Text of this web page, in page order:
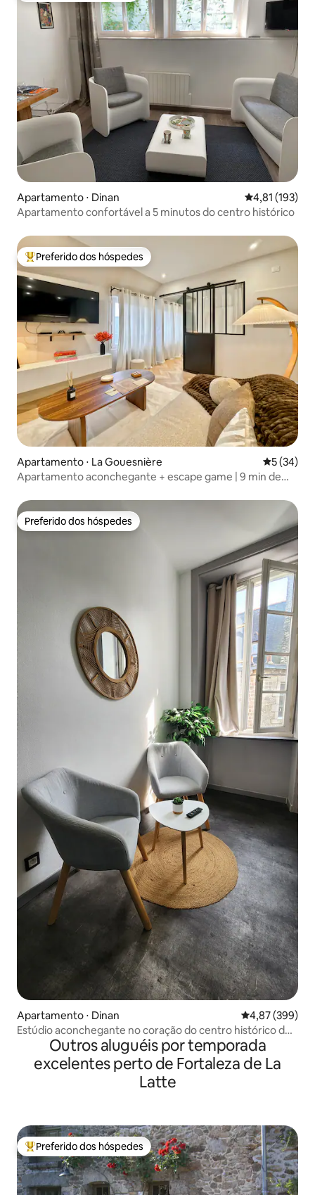
Apartamento ⋅ Dinan 4,81 de uma
4,81 (193)
Apartamento confortável a 5 minutos do centro histórico
Entre os melhores preferidos dos hóspedes
Preferido dos hóspedes
Apartamento ⋅ La Gouesnière 5 de uma
5 (34)
Apartamento aconchegante + escape game | 9 min de
Preferido dos hóspedes
Preferido dos hóspedes
Apartamento ⋅ Dinan 4,87 de uma
4,87 (399)
Estúdio aconchegante no coração do centro histórico de
Outros aluguéis por temporada
excelentes perto de Fortaleza de La
Latte
Entre os melhores preferidos dos hóspedes
Preferido dos hóspedes